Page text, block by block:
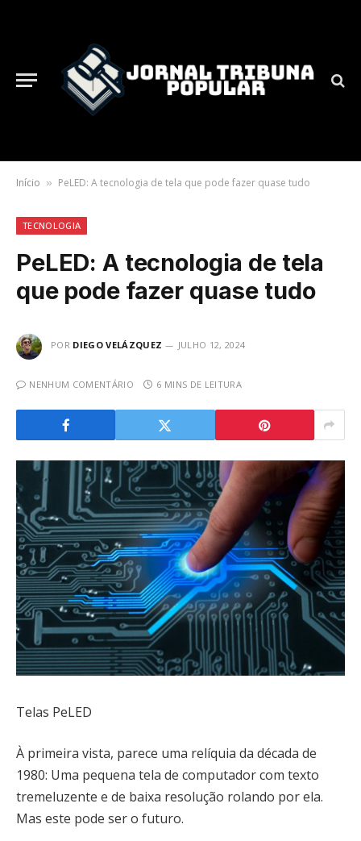
Início » PeLED: A tecnologia de tela que pode fazer quase tudo
TECNOLOGIA
PeLED: A tecnologia de tela
que pode fazer quase tudo
POR DIEGO VELÁZQUEZ JULHO 12, 2024
NENHUM COMENTÁRIO 6 MINS DE LEITURA
Telas PeLED
À primeira vista, parece uma relíquia da década de
1980: Uma pequena tela de computador com texto
tremeluzente e de baixa resolução rolando por ela.
Mas este pode ser o futuro.